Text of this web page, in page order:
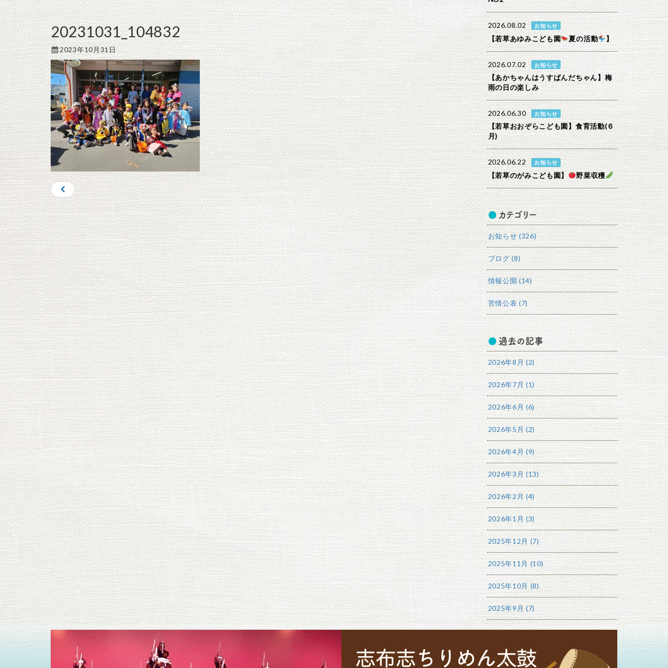
20231031_104832
2023年10月31日
2026.08.02 お知らせ
【若草あゆみこども園 夏の活動 】
2026.07.02 お知らせ
【あかちゃんはうすぱんだちゃん】梅
雨の日の楽しみ
2026.06.30 お知らせ
【若草おおぞらこども園】食育活動(６
月)
2026.06.22 お知らせ
【若草のがみこども園】 野菜収穫
カテゴリー
お知らせ (326)
ブログ (8)
情報公開 (14)
苦情公表 (7)
過去の記事
2026年8月 (2)
2026年7月 (1)
2026年6月 (6)
2026年5月 (2)
2026年4月 (9)
2026年3月 (13)
2026年2月 (4)
2026年1月 (3)
2025年12月 (7)
2025年11月 (10)
2025年10月 (8)
2025年9月 (7)